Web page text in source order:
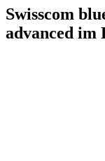
Swisscom
advanced im